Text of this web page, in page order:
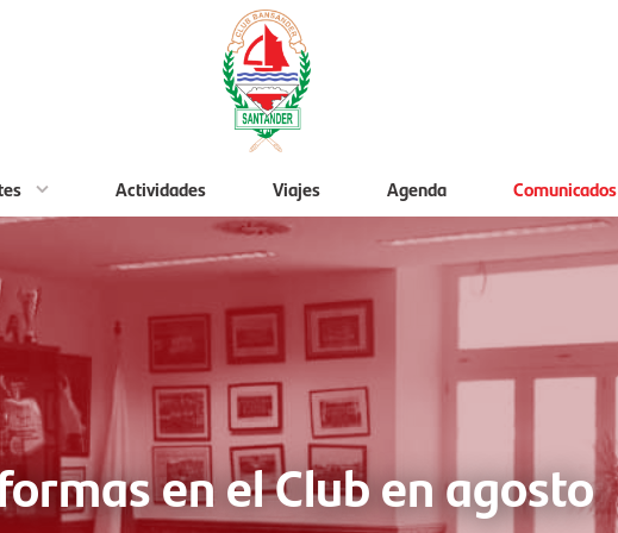
Actividades Viajes Agenda Comunicados
en el Club en agosto